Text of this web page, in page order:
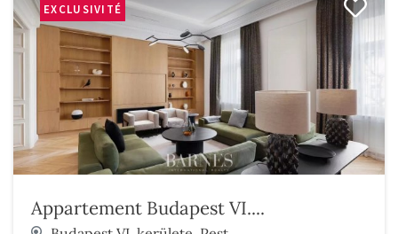
EXCLUSIVITÉ
Appartement Budapest VI....